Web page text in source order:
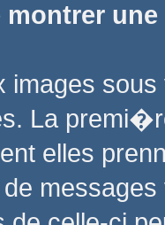
images
La
elles